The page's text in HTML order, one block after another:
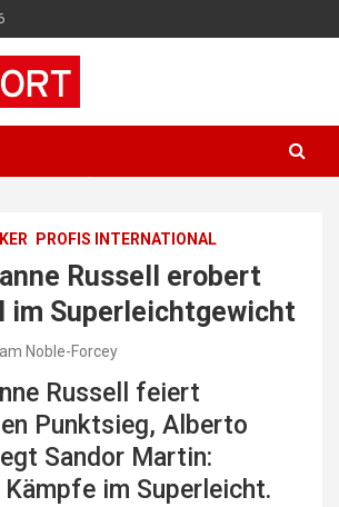
PROFIS INTERNATIONAL
Russell erobert
im Superleichtgewicht
Noble-Forcey
Russell feiert
Punktsieg, Alberto
Sandor Martin:
Kämpfe im Superleicht.